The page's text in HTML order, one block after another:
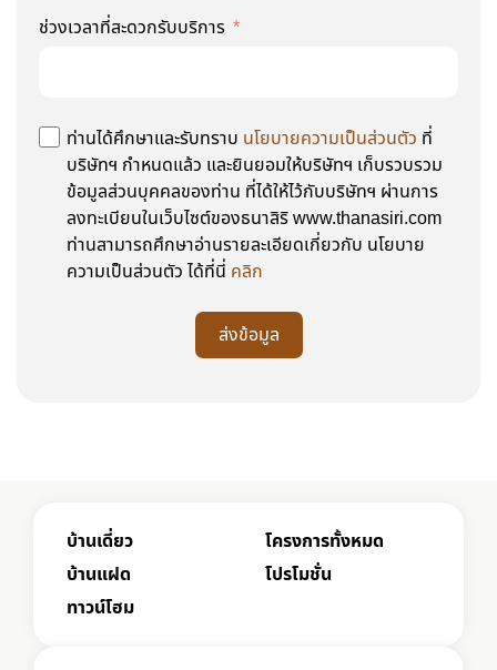
ช่วงเวลาที่สะดวกรับบริการ
ท่านได้ศึกษาและรับทราบ นโยบายความเป็นส่วนตัว ที่
บริษัทฯ กำหนดแล้ว และยินยอมให้บริษัทฯ เก็บรวบรวม
ข้อมูลส่วนบุคคลของท่าน ที่ได้ให้ไว้กับบริษัทฯ ผ่านการ
ลงทะเบียนในเว็บไซต์ของธนาสิริ www.thanasiri.com
ท่านสามารถศึกษาอ่านรายละเอียดเกี่ยวกับ นโยบาย
ความเป็นส่วนตัว ได้ที่นี่ คลิก
ส่งข้อมูล
บ้านเดี่ยว
บ้านแฝด
ทาวน์โฮม
โครงการทั้งหมด
โปรโมชั่น